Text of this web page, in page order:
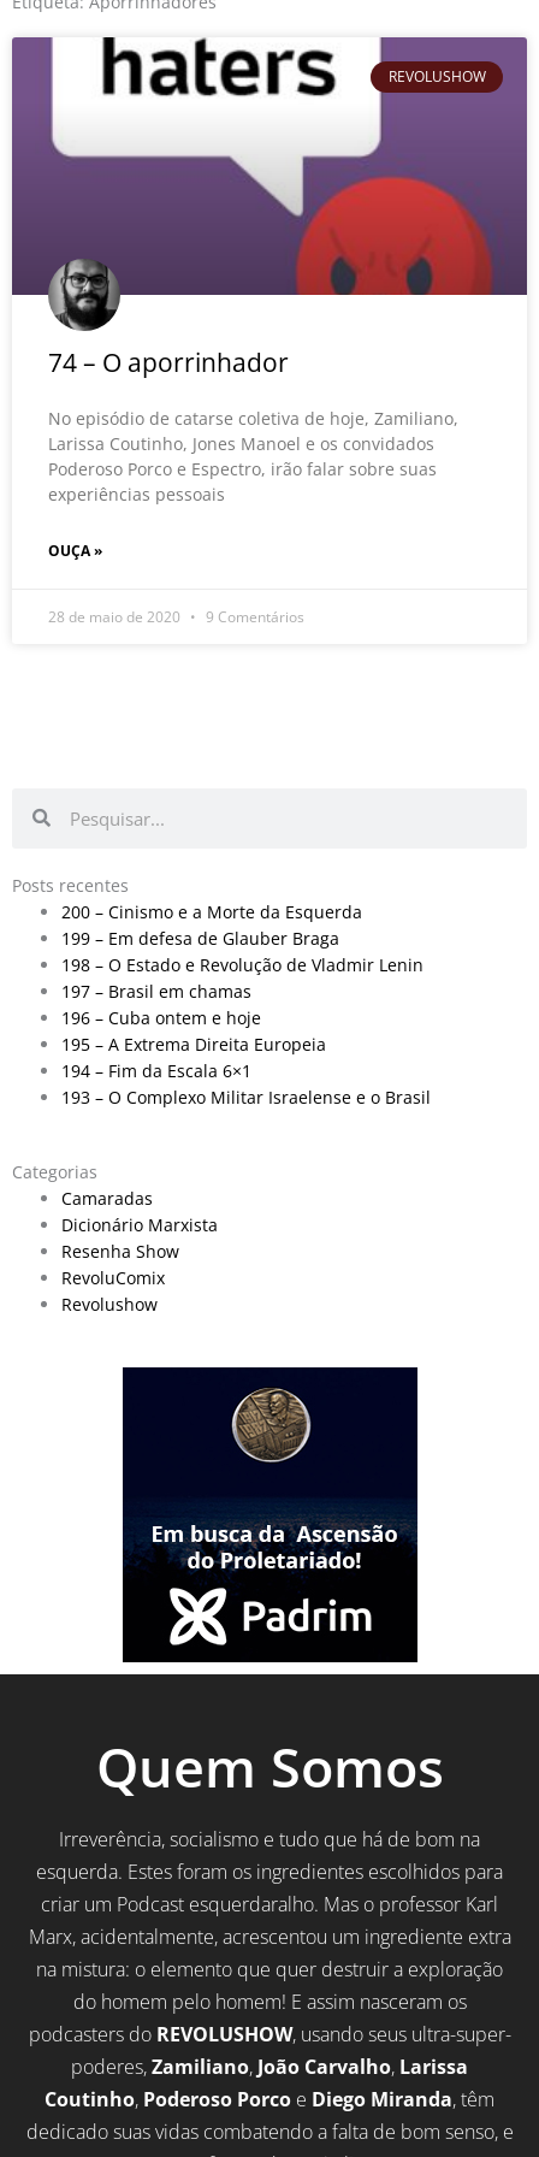
REVOLUSHOW
74 – O aporrinhador
No episódio de catarse coletiva de hoje, Zamiliano,
Larissa Coutinho, Jones Manoel e os convidados
Poderoso Porco e Espectro, irão falar sobre suas
experiências pessoais
OUÇA »
28 de maio de 2020 9 Comentários
Posts recentes
200 – Cinismo e a Morte da Esquerda
199 – Em defesa de Glauber Braga
198 – O Estado e Revolução de Vladmir Lenin
197 – Brasil em chamas
196 – Cuba ontem e hoje
195 – A Extrema Direita Europeia
194 – Fim da Escala 6×1
193 – O Complexo Militar Israelense e o Brasil
Categorias
Camaradas
Dicionário Marxista
Resenha Show
RevoluComix
Revolushow
Quem Somos
Irreverência, socialismo e tudo que há de bom na
esquerda. Estes foram os ingredientes escolhidos para
criar um Podcast esquerdaralho. Mas o professor Karl
Marx, acidentalmente, acrescentou um ingrediente extra
na mistura: o elemento que quer destruir a exploração
do homem pelo homem! E assim nasceram os
podcasters do REVOLUSHOW, usando seus ultra-super-
poderes,Zamiliano, João Carvalho, Larissa
Coutinho, Poderoso Porco e Diego Miranda, têm
dedicado suas vidas combatendo a falta de bom senso, e